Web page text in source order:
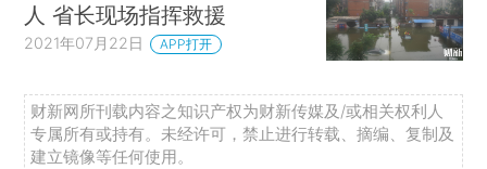
人 省长现场指挥救援
2021年07月22日 APP打开
财新网所刊载内容之知识产权为财新传媒及/或相关权利人
专属所有或持有。未经许可，禁止进行转载、摘编、复制及
建立镜像等任何使用。